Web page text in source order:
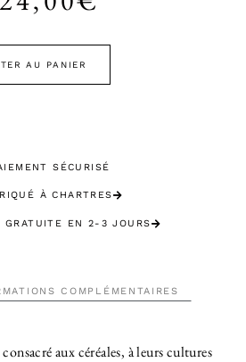
AU PANIER
SÉCURISÉ
À CHARTRES
GRATUITE EN 2-3 JOURS
COMPLÉMENTAIRES
aux céréales, à leurs cultures